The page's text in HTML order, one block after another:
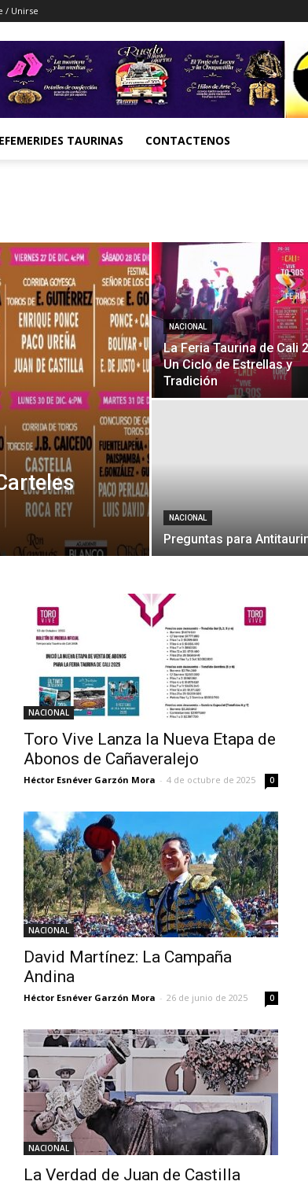
/ Unirse
EFEMERIDES TAURINAS CONTACTENOS
NACIONAL
La Feria Taurina de Cali
Un Ciclo de Estrellas y
Tradición
NACIONAL
Preguntas para
NACIONAL
Toro Vive Lanza la Nueva Etapa de
Abonos de Cañaveralejo
Héctor Esnéver Garzón Mora - 4 de octubre de 2025 0
NACIONAL
David Martínez: La Campaña
Andina
Héctor Esnéver Garzón Mora - 26 de junio de 2025 0
NACIONAL
La Verdad de Juan de Castilla